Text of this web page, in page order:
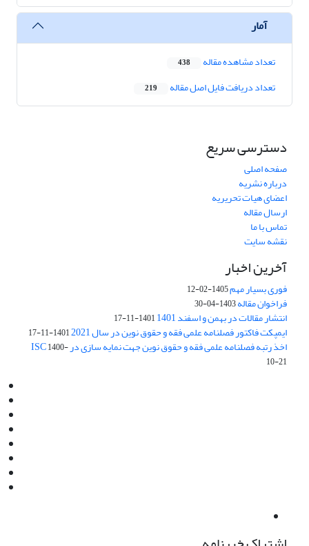
آمار
تعداد مشاهده مقاله 438
تعداد دریافت فایل اصل مقاله 219
دسترسی سریع
صفحه اصلی
درباره نشریه
اعضای هیات تحریریه
ارسال مقاله
تماس با ما
نقشه سایت
آخرین اخبار
فوری بسیار مهم1405-02-12
فراخوان مقاله1403-04-30
انتشار مقالات در بهمن و اسفند 1401 1401-11-17
ایمپکت فاکتور فصلنامه علمی فقه و حقوق نوین در سال 2021 1401-11-17
اخذ رتبه فصلنامه علمی فقه و حقوق نوین جهت نمایه سازی در ISC1400-
10-21